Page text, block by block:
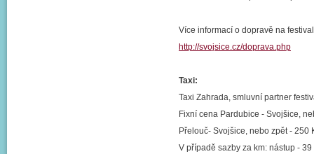
Více informací o dopravě na
http://svojsice.cz/doprava.php
Taxi:
Taxi Zahrada, smluvní partner
Fixní cena Pardubice - Svojšice,
Přelouč- Svojšice, nebo zpět - 250
V případě sazby za km: nástup -